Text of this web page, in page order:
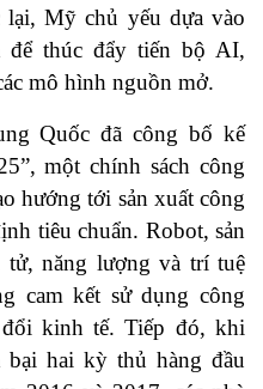
lại, Mỹ chủ yếu dựa vào
để thúc đẩy tiến bộ AI,
mô hình nguồn mở.
Quốc đã công bố kế
một chính sách công
hướng tới sản xuất công
tiêu chuẩn. Robot, sản
tử, năng lượng và trí tuệ
cam kết sử dụng công
kinh tế. Tiếp đó, khi
bại hai kỳ thủ hàng đầu